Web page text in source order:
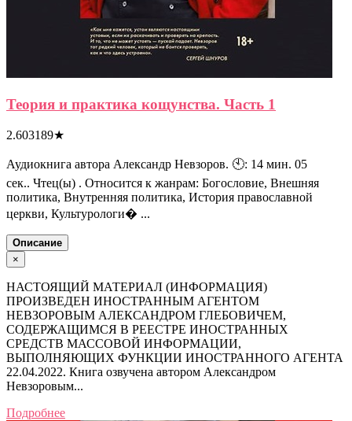
Теория и практика кощунства. Часть 1
2.603189★
Аудиокнига автора Александр Невзоров. 🕙: 14 мин. 05
сек.. Чтец(ы) . Относится к жанрам: Богословие, Внешняя
политика, Внутренняя политика, История православной
церкви, Культурологи� ...
Описание
×
НАСТОЯЩИЙ МАТЕРИАЛ (ИНФОРМАЦИЯ)
ПРОИЗВЕДЕН ИНОСТРАННЫМ АГЕНТОМ
НЕВЗОРОВЫМ АЛЕКСАНДРОМ ГЛЕБОВИЧЕМ,
СОДЕРЖАЩИМСЯ В РЕЕСТРЕ ИНОСТРАННЫХ
СРЕДСТВ МАССОВОЙ ИНФОРМАЦИИ,
ВЫПОЛНЯЮЩИХ ФУНКЦИИ ИНОСТРАННОГО АГЕНТА
22.04.2022. Книга озвучена автором Александром
Невзоровым...
Подробнее